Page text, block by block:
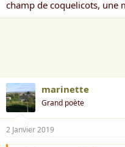
champ de coquelicots, une
marinette
Grand poète
2 Janvier 2019